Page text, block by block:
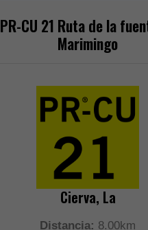
PR-CU 21 Ruta de la
Marimingo
Cierva, La
Distancia: 8.00km